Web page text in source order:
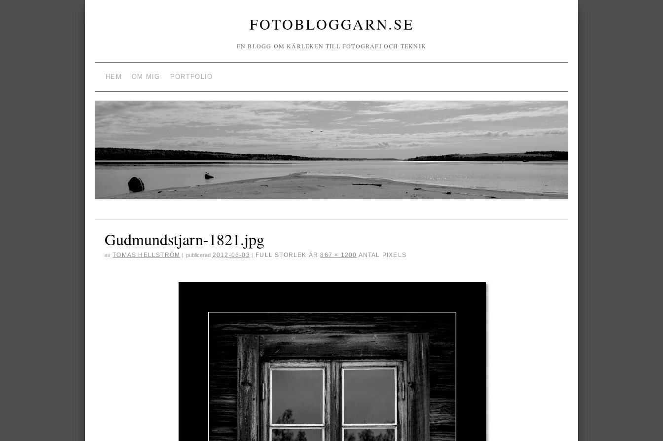
FOTOBLOGGARN.SE
EN BLOGG OM KÄRLEKEN TILL FOTOGRAFI OCH TEKNIK
HEM OM MIG PORTFOLIO
Gudmundstjarn-1821.jpg
av TOMAS HELLSTRÖM | publicerad 2012-06-03 | FULL STORLEK ÄR867 × 1200 ANTAL PIXELS